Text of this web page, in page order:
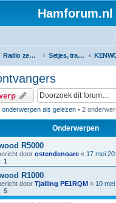
Hamforum.nl
Radio zendamateur, luisteramateur en elektronica zelfbouw Setjes, transceivers, portofoons, ontvangers, mods, tips, etc
onderwerpen als gelezen• 2
Onderwerpen
R5000
door ostendenoare « 17 mei
1
R1000
door Tjalling PE1RQM « 10
5